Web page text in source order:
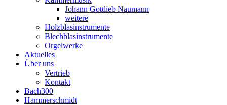
Johann Gottlieb Naumann
weitere
Holzblasinstrumente
Blechblasinstrumente
Orgelwerke
Aktuelles
Über uns
Vertrieb
Kontakt
Bach300
Hammerschmidt